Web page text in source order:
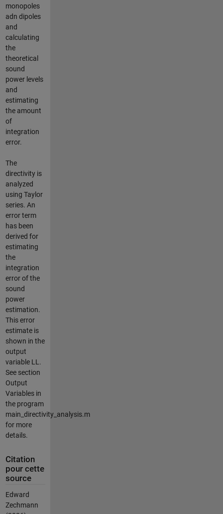
monopoles
adn dipoles
and
calculating
the
theoretical
sound
power levels
and
estimating
the amount
of
integration
error.
The
directivity is
analyzed
using Taylor
series. An
error term
has been
derived for
estimating
the
integration
error of the
sound
power
estimation.
This error
estimate is
shown in the
output
variable LL.
See section
Output
Variables in
the program
main_directivity_analysis.m
for more
details.
Citation
pour cette
source
Edward
Zechmann